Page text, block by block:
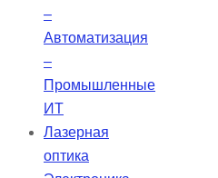
–
Автоматизация
–
Промышленные
ИТ
Лазерная
оптика